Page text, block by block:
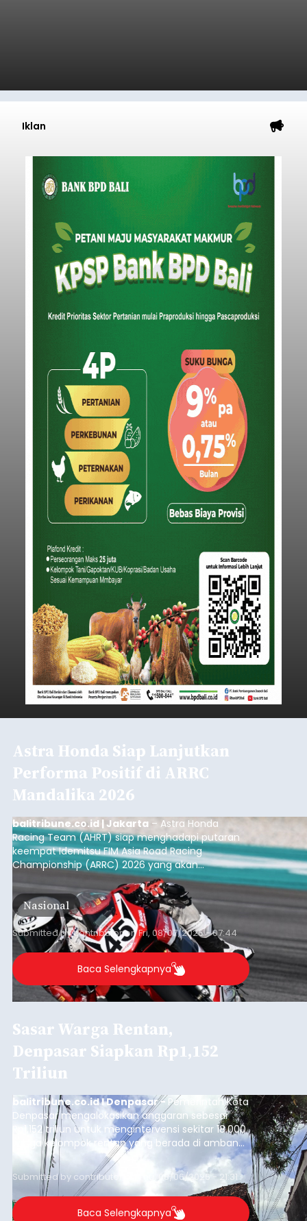
Iklan
Astra Honda Siap Lanjutkan
Performa Positif di ARRC
Mandalika 2026
balitribune.co.id | Jakarta – Astra Honda
Racing Team (AHRT) siap menghadapi putaran
keempat Idemitsu FIM Asia Road Racing
Championship (ARRC) 2026 yang akan
berlangsung di Pertamina Mandalika
International Circuit, Lombok, Nusa Tenggara
Barat, pada 7–9 Agustus 2026.
Nasional
Submitted bycontributoronFri, 08/07/2026 - 07:44
Baca Selengkapnya
Sasar Warga Rentan,
Denpasar Siapkan Rp1,152
Triliun
balitribune.co.id I Denpasar - Pemerintah Kota
Denpasar mengalokasikan anggaran sebesar
Rp1,152 triliun untuk mengintervensi sekitar 18.000
warga kelompok rentan yang berada di ambang
garis kemiskinan. Langkah strategis ini diambil
guna menjaga masyarakat yang berada pada
kelompok desil 5 dan 6 tersebut agar tidak
merosot ke kategori miskin.
Submitted by contributor Thu, 08/06/2026 - 21:31
Baca Selengkapnya